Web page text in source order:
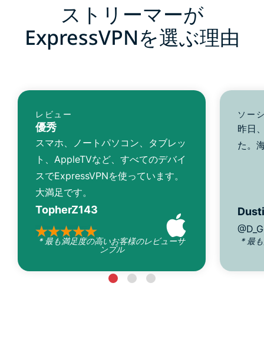
ストリーマーが
ExpressVPNを選ぶ理由
レビュー
優秀
スマホ、ノートパソコン、タブレッ
ト、AppleTVなど、すべてのデバイ
スでExpressVPNを使っています。
大満足です。
TopherZ143
* 最も満足度の高いお客様のレビューサ
ンプル
ソー
昨日
た。
* 最